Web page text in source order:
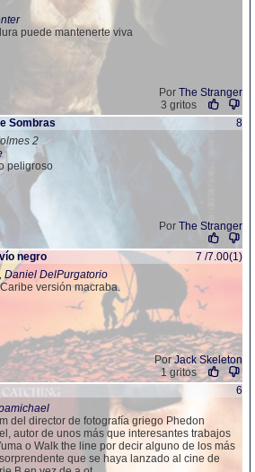
puede mantenerte viva
Por The Stranger
3 gritos
Sombras
8
2
peligroso
Por The Stranger
negro
7 /7.00(1)
Daniel DelPurgatorio
versión macraba.
PorJack Skeleton
1 gritos
6
del director de fotografía griego Phedon
autor de unos más que interesantes trabajos
o Walk the line por decir alguno de los más
que se haya lanzado al cine de